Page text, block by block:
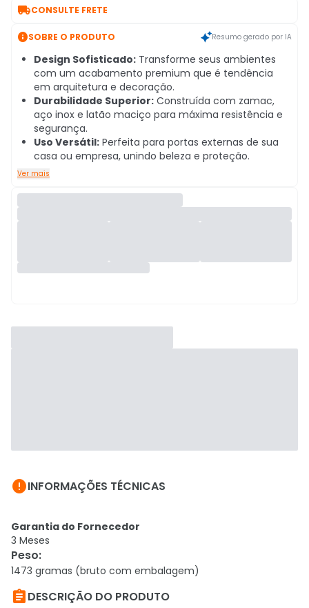
CONSULTE FRETE
SOBRE O PRODUTO Resumo gerado por IA
Design Sofisticado: Transforme seus ambientes
com um acabamento premium que é tendência
em arquitetura e decoração.
Durabilidade Superior: Construída com zamac,
aço inox e latão maciço para máxima resistência e
segurança.
Uso Versátil: Perfeita para portas externas de sua
casa ou empresa, unindo beleza e proteção.
Ver mais
INFORMAÇÕES TÉCNICAS
Garantia do Fornecedor
3 Meses
Peso:
1473 gramas (bruto com embalagem)
DESCRIÇÃO DO PRODUTO